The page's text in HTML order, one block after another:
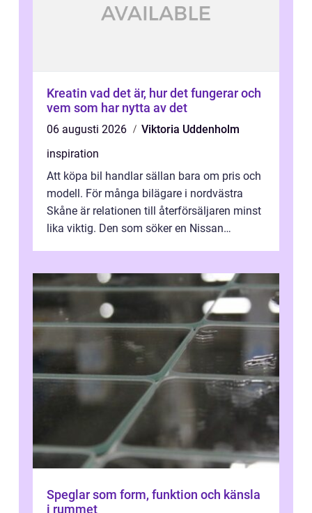
Kreatin vad det är, hur det fungerar och
vem som har nytta av det
06 augusti 2026
Viktoria Uddenholm
inspiration
Att köpa bil handlar sällan bara om pris och
modell. För många bilägare i nordvästra
Skåne är relationen till återförsäljaren minst
lika viktig. Den som söker en Nissan
Speglar som form, funktion och känsla
i rummet